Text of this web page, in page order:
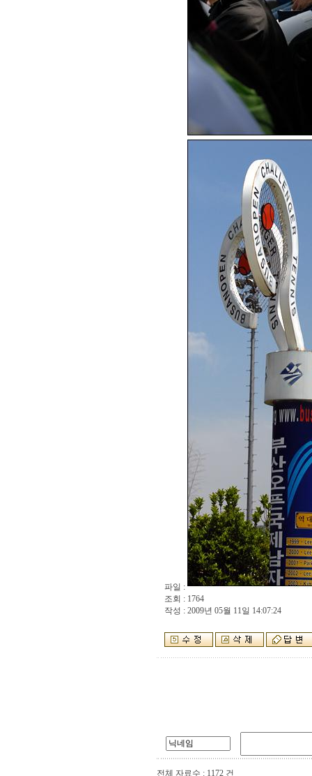
파일 :
조회 : 1764
작성 : 2009년 05월 11일 14:07:24
전체 자료수 : 1172 건